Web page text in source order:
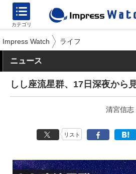
カテゴリ
Impress Watch ライフ
ニュース
しし座流星群、17日深夜から
清宮信志
リスト